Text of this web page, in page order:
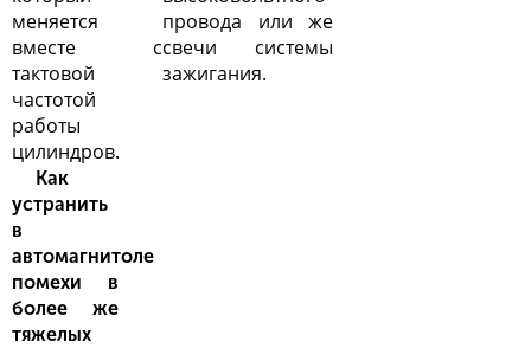
меняется
вместе с
тактовой
частотой
работы
цилиндров.
провода или же
свечи системы
зажигания.
Как
устранить
в
автомагнитоле
помехи в
более же
тяжелых